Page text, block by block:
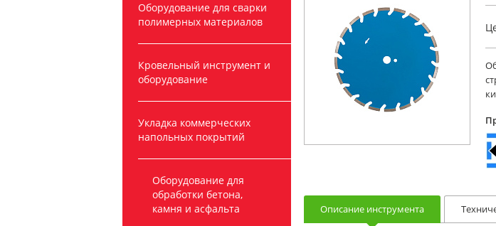
Оборудование для сварки
полимерных материалов
Кровельный инструмент и
оборудование
Укладка коммерческих
напольных покрытий
Оборудование для
обработки бетона,
камня и асфальта
Описание инструмента